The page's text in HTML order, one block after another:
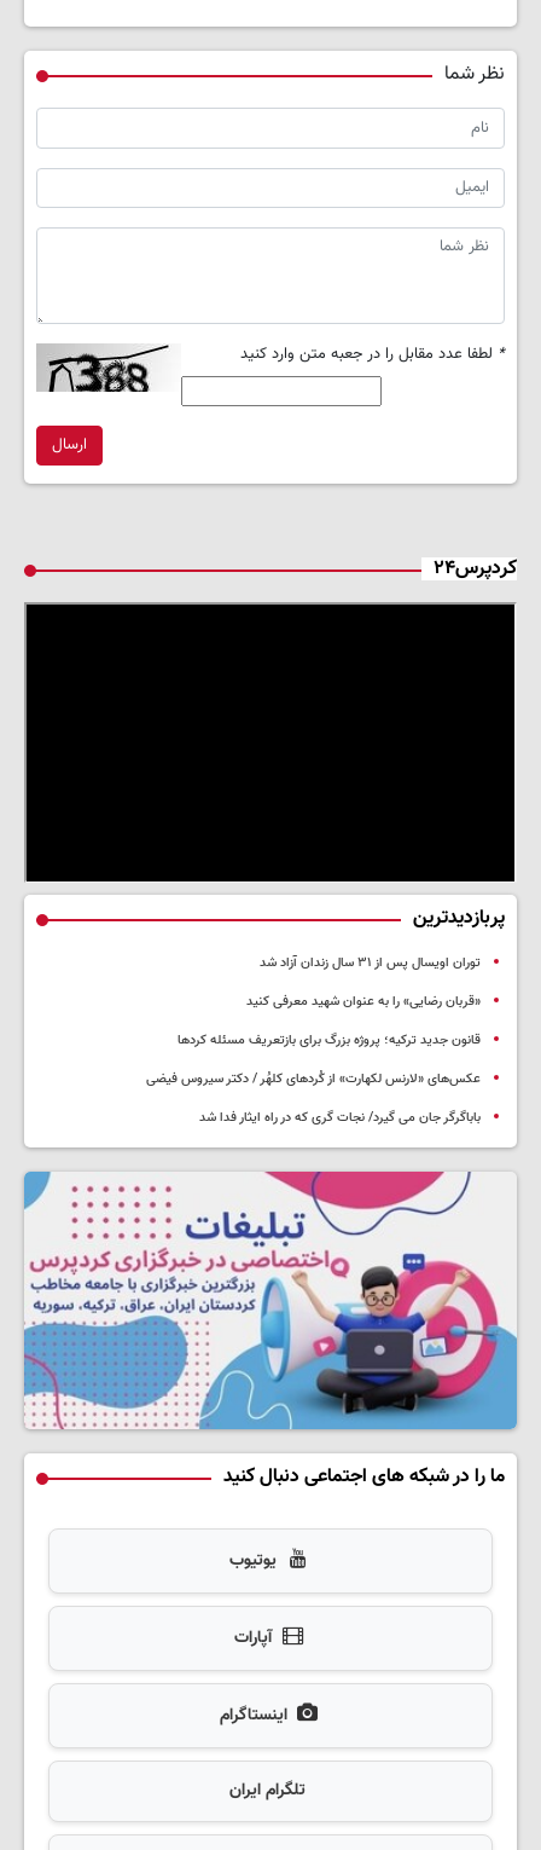
نظر شما
* لطفا عدد مقابل را در جعبه متن وارد کنید
ارسال
کردپرس۲۴
پربازدیدترین
توران اویسال پس از ۳۱ سال زندان آزاد شد
«قربان رضایی» را به عنوان شهید معرفی کنید
قانون جدید ترکیه؛ پروژه بزرگ‌ برای بازتعریف مسئله کردها
عکس‌های «لارنس لکهارت» از کُردهای کلهُر / دکتر سیروس فیضی
باباگرگر جان می گیرد/ نجات گری که در راه ایثار فدا شد
ما را در شبکه های اجتماعی دنبال کنید
یوتیوب
آپارات
اینستاگرام
تلگرام ایران